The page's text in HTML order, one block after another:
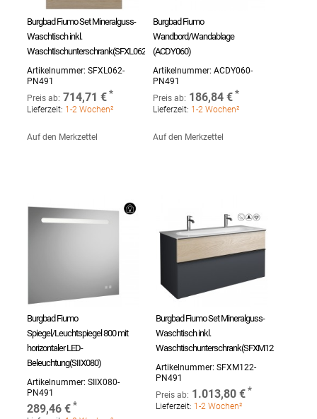
Burgbad Fiumo Set Mineralguss-
Waschtisch inkl.
Waschtischunterschrank(SFXL062)
Artikelnummer: SFXL062-
PN491
Preis ab: 714,71 €
Lieferzeit: 1-2 Wochen²
Auf den Merkzettel
Burgbad Fiumo
Wandbord/Wandablage
(ACDY060)
Artikelnummer:ACDY060-
PN491
Preis ab: 186,84 €
Lieferzeit: 1-2 Wochen²
Auf den Merkzettel
Burgbad Fiumo
Spiegel/Leuchtspiegel 800 mit
horizontaler LED-
Beleuchtung(SIIX080)
Artikelnummer: SIIX080-
PN491
289,46 €
Burgbad Fiumo Set Mineralguss-
Waschtisch inkl.
Waschtischunterschrank(SFXM122)
Artikelnummer:SFXM122-
PN491
Preis ab: 1.013,80 €
Lieferzeit: 1-2 Wochen²